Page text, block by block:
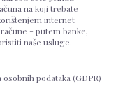
na koji trebate
internet
- putem banke,
naše usluge.
podataka (GDPR)